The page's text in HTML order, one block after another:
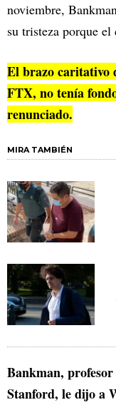
noviembre,
su tristeza porque
El brazo caritativo
FTX, no tenía
renunciado.
MIRA TAMBIÉN
Bankman,
Stanford, le dijo a